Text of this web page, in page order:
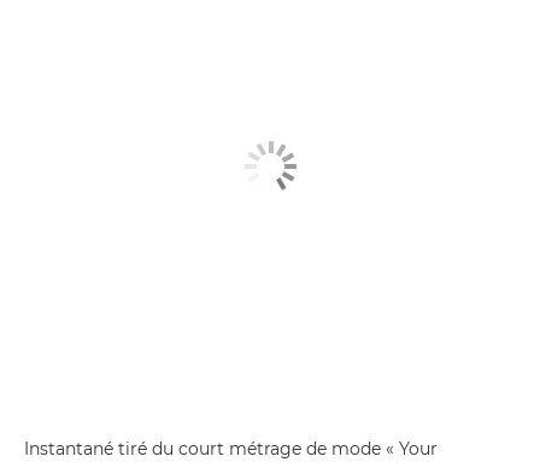
Instantané tiré du court métrage de mode « Your